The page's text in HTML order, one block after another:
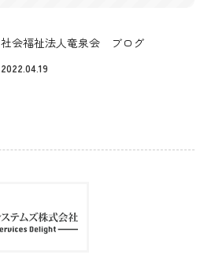
社会福祉法人竜泉会 ブログ
2022.04.19